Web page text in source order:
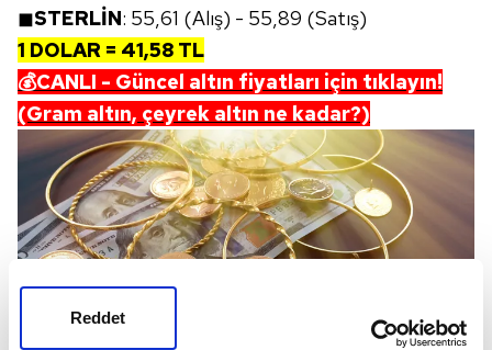
Reddet
◼STERLİN: 55,61 (Alış) - 55,89 (Satış)
1 DOLAR = 41,58 TL
💰CANLI - Güncel altın fiyatları için tıklayın!
(Gram altın, çeyrek altın ne kadar?)